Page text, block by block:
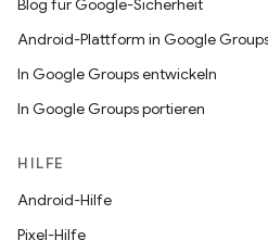
Blog für Google-Sicherheit
Android-Plattform in Google
In Google Groups entwickeln
In Google Groups portieren
HILFE
Android-Hilfe
Pixel-Hilfe